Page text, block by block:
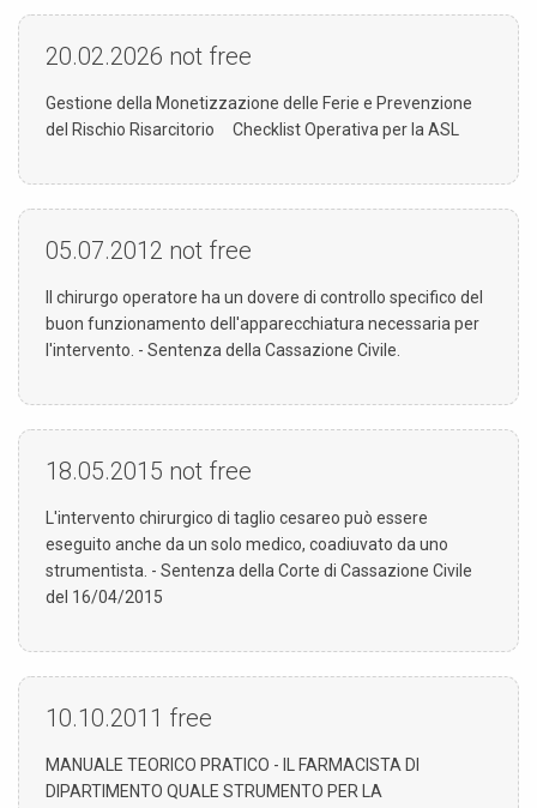
20.02.2026 not free
Gestione della Monetizzazione delle Ferie e Prevenzione
del Rischio Risarcitorio Checklist Operativa per la ASL
05.07.2012 not free
Il chirurgo operatore ha un dovere di controllo specifico del
buon funzionamento dell'apparecchiatura necessaria per
l'intervento. - Sentenza della Cassazione Civile.
18.05.2015 not free
L'intervento chirurgico di taglio cesareo può essere
eseguito anche da un solo medico, coadiuvato da uno
strumentista. - Sentenza della Corte di Cassazione Civile
del 16/04/2015
10.10.2011 free
MANUALE TEORICO PRATICO - IL FARMACISTA DI
DIPARTIMENTO QUALE STRUMENTO PER LA